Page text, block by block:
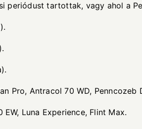
periódust tartottak, vagy ahol a
Pro, Antracol 70 WD, Penncozeb
Luna Experience, Flint Max.